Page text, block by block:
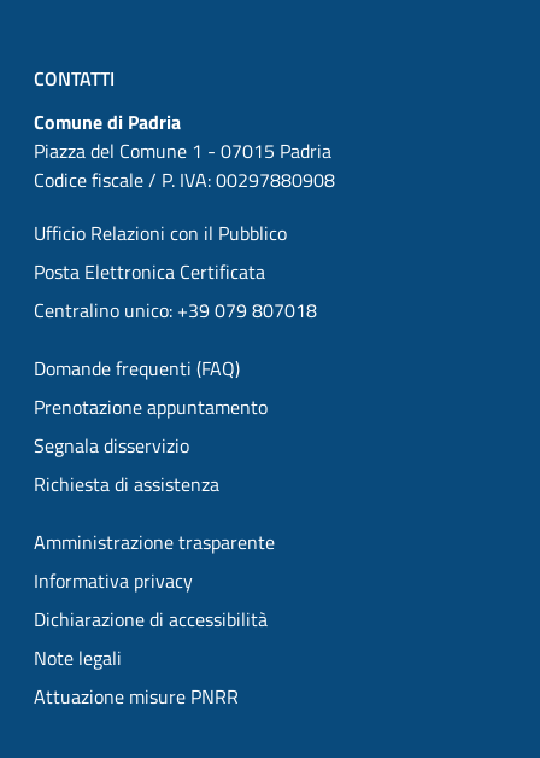
CONTATTI
Comune di Padria
Piazza del Comune 1 - 07015 Padria
Codice fiscale / P. IVA: 00297880908
Ufficio Relazioni con il Pubblico
Posta Elettronica Certificata
Centralino unico: +39 079 807018
Domande frequenti (FAQ)
Prenotazione appuntamento
Segnala disservizio
Richiesta di assistenza
Amministrazione trasparente
Informativa privacy
Dichiarazione di accessibilità
Note legali
Attuazione misure PNRR